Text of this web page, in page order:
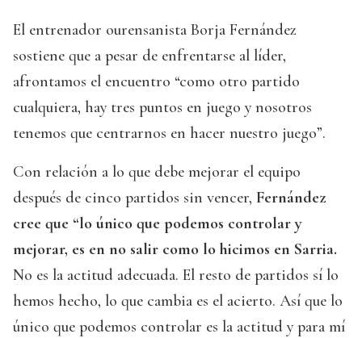
El entrenador ourensanista Borja Fernández
sostiene que a pesar de enfrentarse al líder,
afrontamos el encuentro “como otro partido
cualquiera, hay tres puntos en juego y nosotros
tenemos que centrarnos en hacer nuestro juego”.
Con relación a lo que debe mejorar el equipo
después de cinco partidos sin vencer, Fernández
cree que “lo único que podemos controlar y
mejorar, es en no salir como lo hicimos en Sarria.
No es la actitud adecuada. El resto de partidos sí lo
hemos hecho, lo que cambia es el acierto. Así que lo
único que podemos controlar es la actitud y para mí